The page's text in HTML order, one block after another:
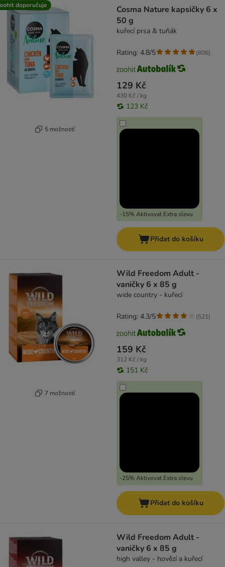
doporučuje
5 možností
Cosma Nature kapsičky 6 x
50 g
kuřecí prsa & tuňák
129 Kč
430 Kč / kg
123 Kč
-15% Aktivovat Extra slevu
Rating: 4.8/5 (806)
Přidat do košíku
7 možností
Wild Freedom Adult -
vaničky 6 x 85 g
wide country - kuřecí
159 Kč
312 Kč / kg
151 Kč
-25% Aktivovat Extra slevu
Rating: 4.3/5 (521)
Přidat do košíku
Wild Freedom Adult -
vaničky 6 x 85 g
high valley - hovězí a kuřecí